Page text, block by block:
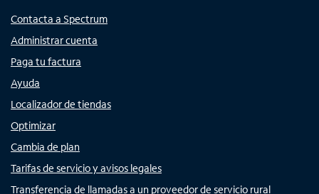
Contacta a Spectrum
Administrar cuenta
Paga tu factura
Ayuda
Localizador de tiendas
Optimizar
Cambia de plan
Tarifas de servicio y avisos legales
Transferencia de llamadas a un proveedor de servicio rural